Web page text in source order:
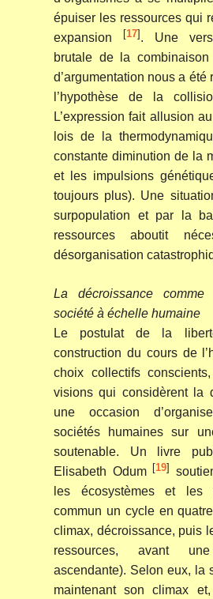
épuiser les ressources qui
expansion [17]. Une
brutale de la
d’argumentation nous a été
l’hypothèse de la
L’expression fait allusion
lois de la
constante diminution de la
et les impulsions
toujours plus). Une
surpopulation et par la
ressources aboutit
désorganisation
La décroissance
société à échelle humaine
Le postulat de la
construction du cours de
choix collectifs
visions qui considèrent la
une occasion
sociétés humaines sur
soutenable. Un livre
Elisabeth Odum [19]
les écosystèmes et les
commun un cycle en
climax, décroissance, puis
ressources, avant
ascendante). Selon eux, la
maintenant son climax